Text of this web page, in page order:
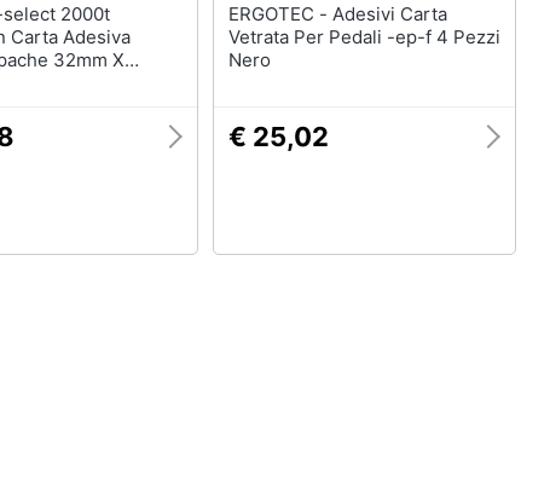
Carta Adesiva
32mm X
ERGOTEC - Adesivi Carta
Vetrata Per Pedali -ep-f 4 Pezzi
Nero
€ 25,02